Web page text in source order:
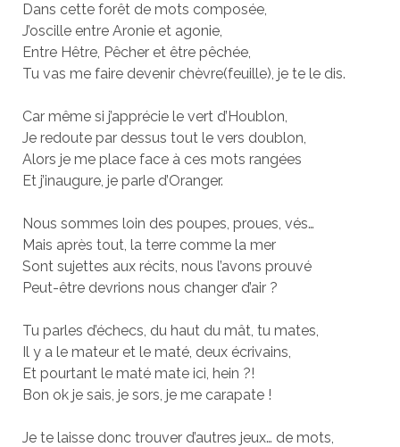
Dans cette forêt de mots composée,
J’oscille entre Aronie et agonie,
Entre Hêtre, Pêcher et être pêchée,
Tu vas me faire devenir chèvre(feuille), je te le dis.
Car même si j’apprécie le vert d’Houblon,
Je redoute par dessus tout le vers doublon,
Alors je me place face à ces mots rangées
Et j’inaugure, je parle d’Oranger.
Nous sommes loin des poupes, proues, vés…
Mais après tout, la terre comme la mer
Sont sujettes aux récits, nous l’avons prouvé
Peut-être devrions nous changer d’air ?
Tu parles d’échecs, du haut du mât, tu mates,
Il y a le mateur et le maté, deux écrivains,
Et pourtant le maté mate ici, hein ?!
Bon ok je sais, je sors, je me carapate !
Je te laisse donc trouver d’autres jeux… de mots,